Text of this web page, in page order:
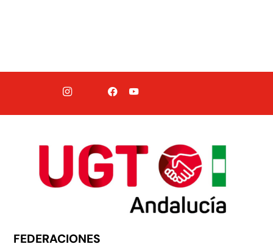
FEDERACIONES